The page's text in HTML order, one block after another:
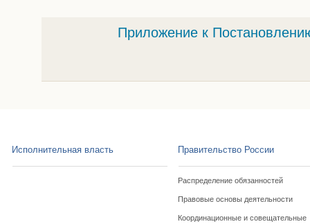
Приложение к
Исполнительная власть Правительство России
Распределение обязанностей
Правовые основы деятельности
Координационные и совещательные